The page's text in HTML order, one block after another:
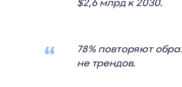
$2,6 млрд к 2030.
78% повторяют
не трендов.